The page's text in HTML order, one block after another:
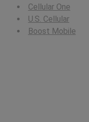
Cellular One
U.S. Cellular
Boost Mobile